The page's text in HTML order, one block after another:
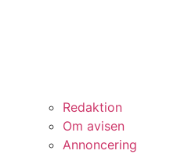
Redaktion
Om avisen
Annoncering